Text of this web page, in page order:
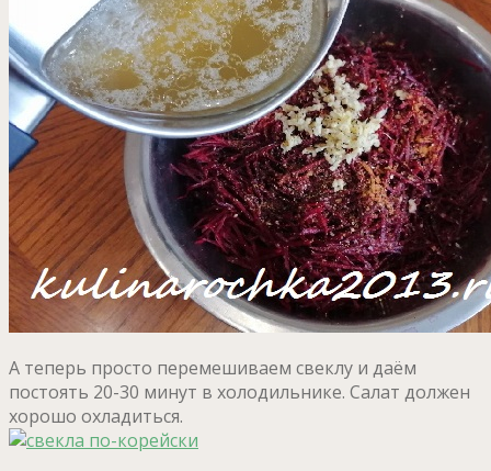
А теперь просто перемешиваем свеклу и даём
постоять 20-30 минут в холодильнике. Салат должен
хорошо охладиться.